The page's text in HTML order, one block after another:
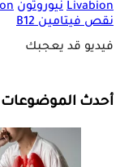
Livabion نيوروتون
نقص فيتامين B12
فيديو قد يعجبك
أحدث الموضوعات